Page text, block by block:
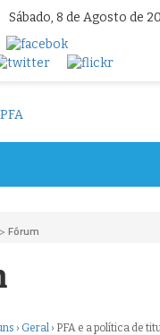
Sábado, 8 de Agosto de
> Fórum
› Geral › PFA e a política de